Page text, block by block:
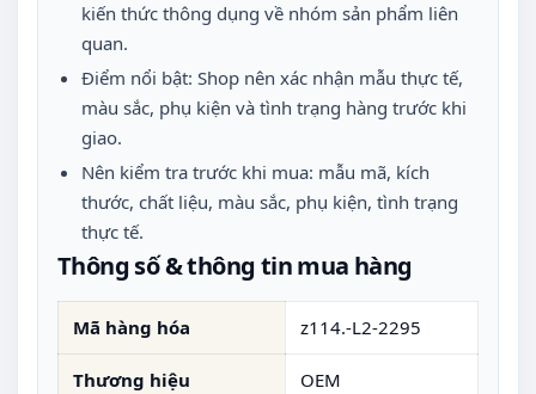
kiến thức thông dụng về nhóm sản phẩm liên
quan.
Điểm nổi bật: Shop nên xác nhận mẫu thực tế,
màu sắc, phụ kiện và tình trạng hàng trước khi
giao.
Nên kiểm tra trước khi mua: mẫu mã, kích
thước, chất liệu, màu sắc, phụ kiện, tình trạng
thực tế.
Thông số & thông tin mua hàng
Mã hàng hóa z114.-L2-2295
Thương hiệu OEM